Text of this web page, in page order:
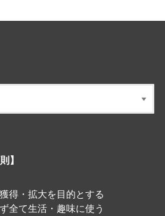
】
得・拡大を目的とする
全て生活・趣味に使う